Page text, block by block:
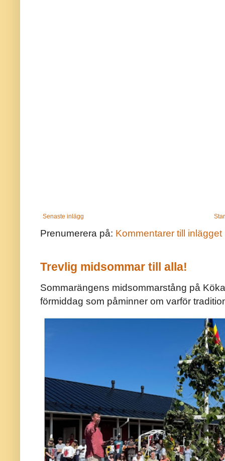
Senaste inlägg
Prenumerera på: Kommentarer till inlägget
Trevlig midsommar till alla!
Sommarängens midsommarstång på
förmiddag som påminner om varför